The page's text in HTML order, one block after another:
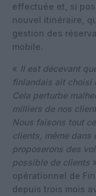
effectuée et, si
nouvel itinéraire,
gestion des
mobile.
« Il est décevant
finlandais ait choisi
Cela perturbe
milliers de nos
Nous faisons tout
clients, même
proposerons des
possible de clients
opérationnel de
depuis trois mois